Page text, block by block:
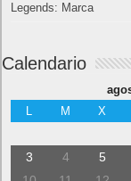
Legends: Marca
Calendario
L
M X
3
4 5